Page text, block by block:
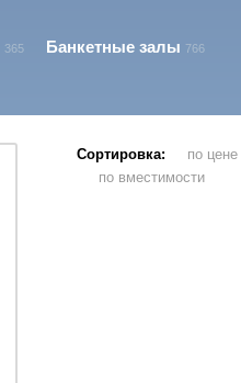
365 Банкетные залы 766
Сортировка:
по цене
по вместимости